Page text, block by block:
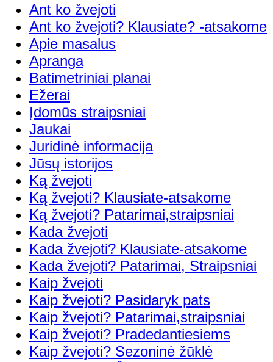
Ant ko žvejoti
Ant ko žvejoti? Klausiate? -atsakome
Apie masalus
Apranga
Batimetriniai planai
Ežerai
Įdomūs straipsniai
Jaukai
Juridinė informacija
Jūsų istorijos
Ką žvejoti
Ką žvejoti? Klausiate-atsakome
Ką žvejoti? Patarimai,straipsniai
Kada žvejoti
Kada žvejoti? Klausiate-atsakome
Kada žvejoti? Patarimai, Straipsniai
Kaip žvejoti
Kaip žvejoti? Pasidaryk pats
Kaip žvejoti? Patarimai,straipsniai
Kaip žvejoti? Pradedantiesiems
Kaip žvejoti? Sezoninė žūklė